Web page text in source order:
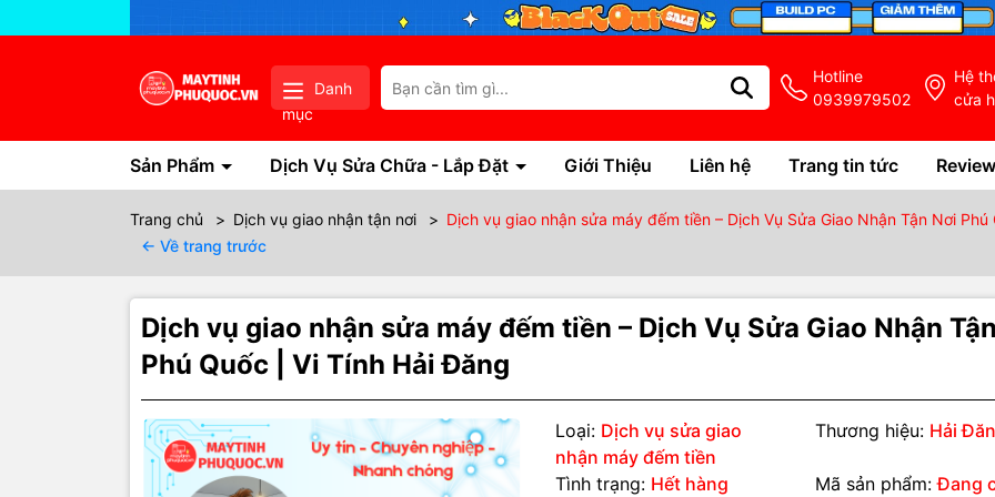
Danh
mục
Hotline
0939979502
Hệ
cửa
Sản Phẩm Dịch Vụ Sửa Chữa - Lắp Đặt Giới Thiệu Liên hệ Trang tin tức Review
Trang chủ > Dịch vụ giao nhận tận nơi > Dịch vụ giao nhận sửa máy đếm tiền – Dịch Vụ Sửa Giao Nhận Tận Nơi
← Về trang trước
Dịch vụ giao nhận sửa máy đếm tiền – Dịch Vụ Sửa Giao Nhận
Phú Quốc | Vi Tính Hải Đăng
Loại: Dịch vụ sửa giao
nhận máy đếm tiền
Thương hiệu: Hải
Tình trạng: Hết hàng Mã sản phẩm: Đang